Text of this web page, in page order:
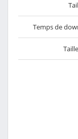
Temps de